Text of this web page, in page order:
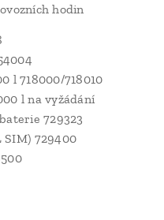
hodin
l 718000/718010
l na vyžádání
729323
SIM) 729400